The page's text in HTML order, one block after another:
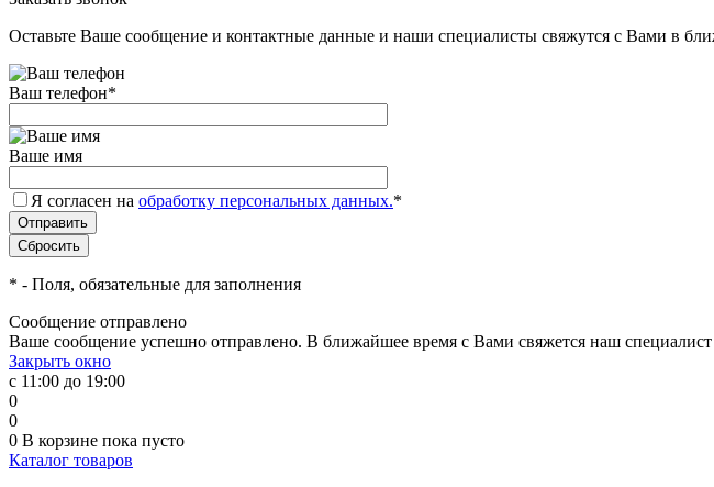
Оставьте Ваше сообщение и контактные данные и наши специалисты свяжутся с Вами в
Ваш телефон*
Ваше имя
Я согласен на обработку персональных данных.*
* - Поля, обязательные для заполнения
Сообщение отправлено
Ваше сообщение успешно отправлено. В ближайшее время с Вами свяжется наш специалист
Закрыть окно
с 11:00 до 19:00
0
0
0 В корзине пока пусто
Каталог товаров